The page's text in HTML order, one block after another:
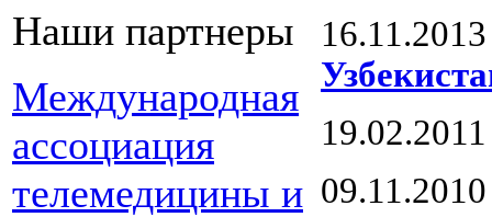
Наши партнеры
Международная
ассоциация
телемедицины и
16.11.2013
19.02.2011
09.11.2010